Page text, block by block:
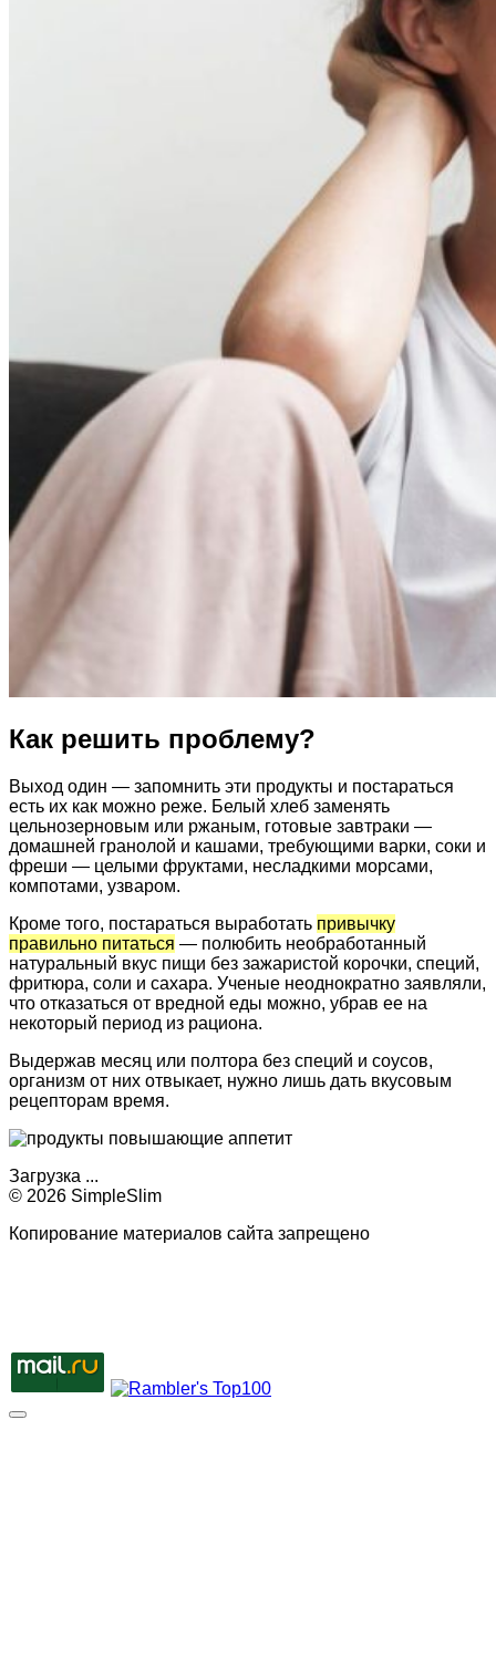
Как решить проблему?
Выход один — запомнить эти продукты и постараться
есть их как можно реже. Белый хлеб заменять
цельнозерновым или ржаным, готовые завтраки —
домашней гранолой и кашами, требующими варки, соки и
фреши — целыми фруктами, несладкими морсами,
компотами, узваром.
Кроме того, постараться выработать привычку
правильно питаться — полюбить необработанный
натуральный вкус пищи без зажаристой корочки, специй,
фритюра, соли и сахара. Ученые неоднократно заявляли,
что отказаться от вредной еды можно, убрав ее на
некоторый период из рациона.
Выдержав месяц или полтора без специй и соусов,
организм от них отвыкает, нужно лишь дать вкусовым
рецепторам время.
Загрузка ...
© 2026 SimpleSlim
Копирование материалов сайта запрещено